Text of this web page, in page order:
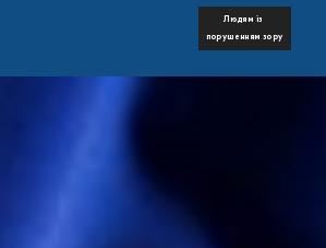
Людям із
порушенням зору